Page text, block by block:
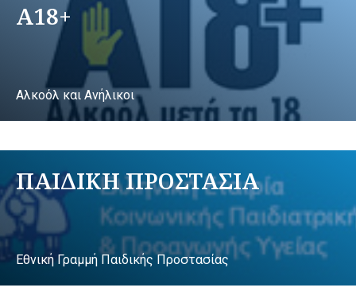
A18+
Αλκοόλ και Ανήλικοι
ΠΑΙΔΙΚΗ ΠΡΟΣΤΑΣΙΑ
Εθνική Γραμμή Παιδικής Προστασίας